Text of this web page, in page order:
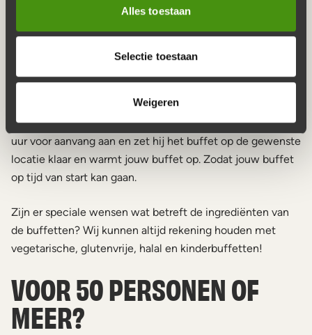
Alles toestaan
Selectie toestaan
Weigeren
AL HET GEMAK
Goedkope catering en zelf niets te moeten doen?
handige thermoboxen. De gerechten blijven zo 24 uur
lang koel en u bespaart een volle koelkast. Voor
cateringvanaf 35 personen of meer komt de chauffeur 3
uur voor aanvang aan en zet hij het buffet op de gewenste
locatie klaar en warmt jouw buffet op. Zodat jouw buffet
op tijd van start kan gaan.
Zijn er speciale wensen wat betreft de ingrediënten van
de buffetten? Wij kunnen altijd rekening houden met
vegetarische, glutenvrije, halal en kinderbuffetten!
VOOR 50 PERSONEN OF
MEER?